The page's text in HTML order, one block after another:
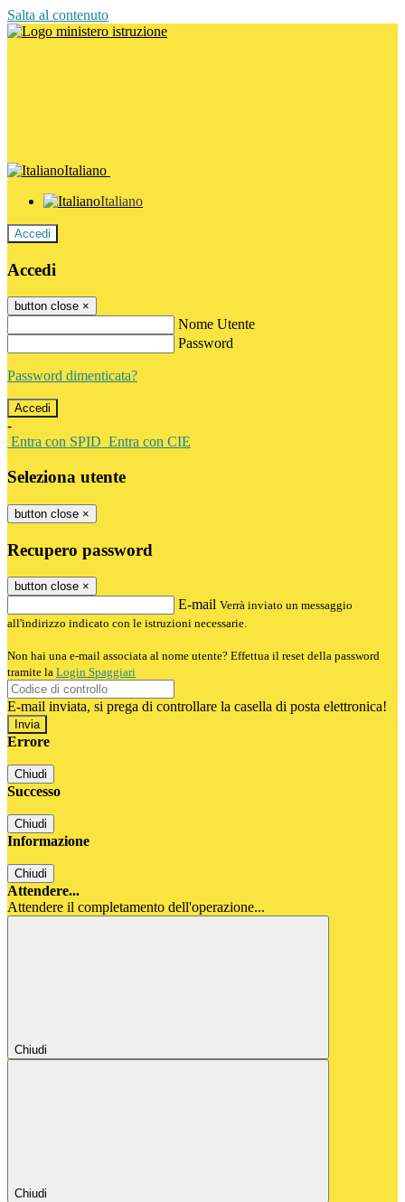
Salta al contenuto
Italiano
Italiano
Accedi
Accedi
button close ×
Nome Utente
Password
Password dimenticata?
-
Entra con SPID Entra con CIE
Seleziona utente
button close ×
Recupero password
button close ×
E-mail Verrà inviato un messaggio
all'indirizzo indicato con le istruzioni necessarie.
Non hai una e-mail associata al nome utente? Effettua il reset della password
tramite la Login Spaggiari
E-mail inviata, si prega di controllare la casella di posta elettronica!
Errore
Chiudi
Successo
Chiudi
Informazione
Chiudi
Attendere...
Attendere il completamento dell'operazione...
Chiudi
Chiudi